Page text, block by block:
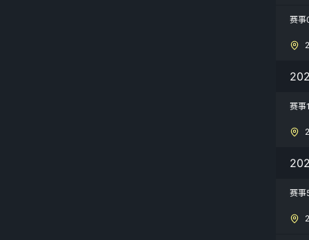
赛事
赛事
赛事